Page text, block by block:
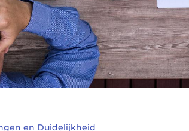
en Duidelijkheid